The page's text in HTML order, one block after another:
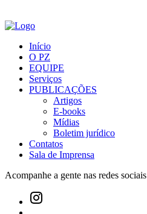
Início
O PZ
EQUIPE
Serviços
PUBLICAÇÕES
Artigos
E-books
Mídias
Boletim jurídico
Contatos
Sala de Imprensa
Acompanhe a gente nas redes sociais